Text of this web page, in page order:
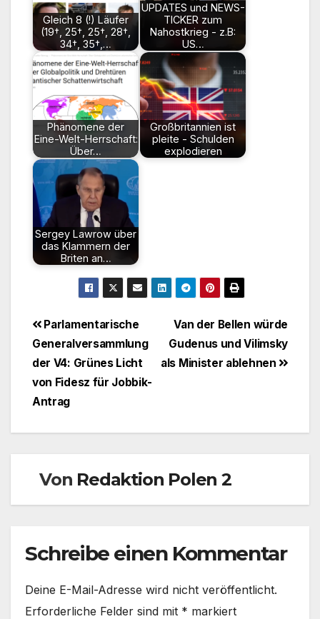
Gleich 8 (!) Läufer
(19†, 25†, 25†, 28†,
34†, 35†,…
UPDATES und NEWS-
TICKER zum
Nahostkrieg - z.B:
US…
Phänomene der
Eine-Welt-Herrschaft:
Über…
Großbritannien ist
pleite - Schulden
explodieren
Sergey Lawrow über
das Klammern der
Briten an…
Beitragsnavigation
Van der Bellen würde
Gudenus und Vilimsky
als Minister ablehnen
Parlamentarische
Generalversammlung
der V4: Grünes Licht
von Fidesz für Jobbik-
Antrag
Von Redaktion Polen 2
Schreibe einen Kommentar
Deine E-Mail-Adresse wird nicht veröffentlicht.
Erforderliche Felder sind mit * markiert